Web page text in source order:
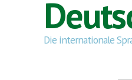
Die internationale